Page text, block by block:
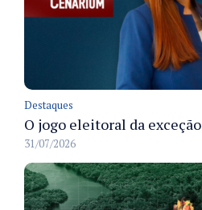
Destaques
O jogo eleitoral da exceção
31/07/2026